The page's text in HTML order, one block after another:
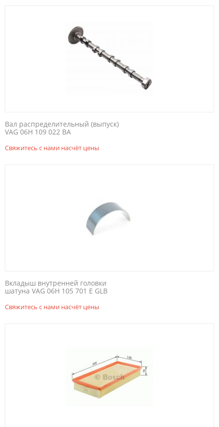
Вал распределительный (выпуск)
VAG 06H 109 022 BA
Свяжитесь с нами насчёт цены
Вкладыш внутренней головки
шатуна VAG 06H 105 701 E GLB
Свяжитесь с нами насчёт цены